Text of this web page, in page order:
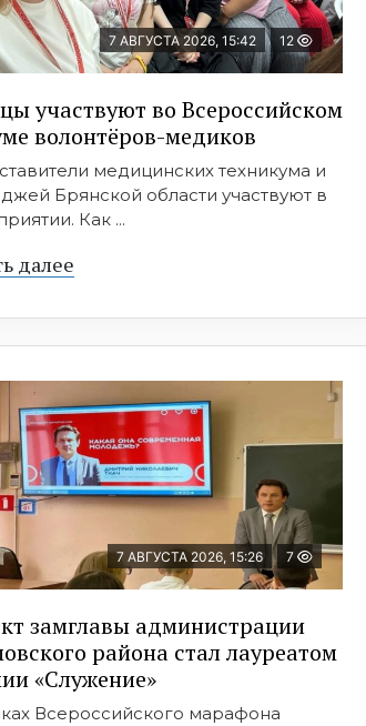
7 АВГУСТА 2026, 15:42 12
участвуют во Всероссийском
волонтёров-медиков
медицинских техникума и
Брянской области участвуют в
Как ...
далее
7 АВГУСТА 2026, 15:26 7
замглавы администрации
района стал лауреатом
«Служение»
Всероссийского марафона